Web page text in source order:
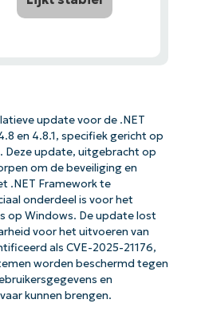
update voor de .NET
en 4.8.1, specifiek gericht op
Deze update, uitgebracht op
om de beveiliging en
.NET Framework te
onderdeel is voor het
op Windows. De update lost
voor het uitvoeren van
als CVE-2025-21176,
worden beschermd tegen
en
kunnen brengen.